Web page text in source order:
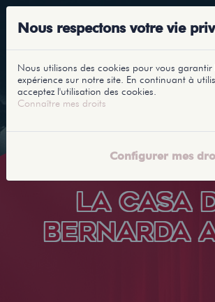
LA CASA
BERNARDA
Nous respectons votre vie
Nous utilisons des cookies pour vous garantir
expérience sur notre site. En continuant à
acceptez l'utilisation des cookies.
Connaître mes droits
Configurer mes